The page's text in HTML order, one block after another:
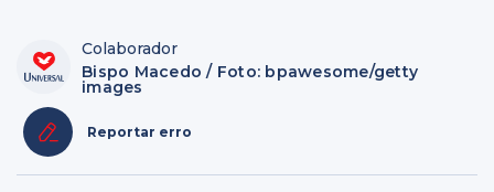
Colaborador
Bispo Macedo / Foto: bpawesome/getty
images
Reportar erro